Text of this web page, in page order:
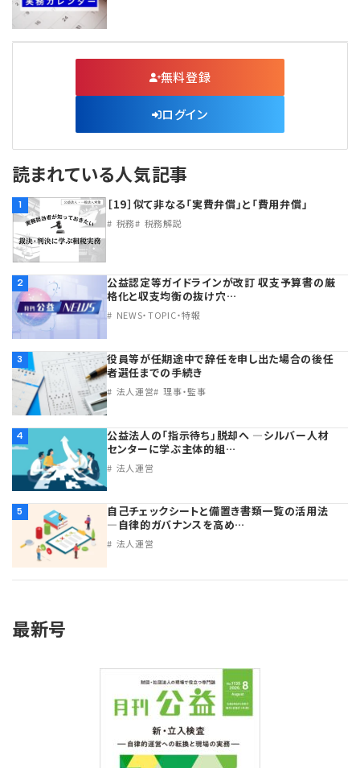
無料登録
ログイン
読まれている人気記事
1 ［19］似て非なる「実費弁償」と「費用弁償」
税務 税務解説
2
公益認定等ガイドラインが改訂 収支予算書の厳
格化と収支均衡の抜け穴…
NEWS・TOPIC・特報
3
役員等が任期途中で辞任を申し出た場合の後任
者選任までの手続き
法人運営 理事・監事
4
公益法人の「指示待ち」脱却へ ―シルバー人材
センターに学ぶ主体的組…
法人運営
5
自己チェックシートと備置き書類一覧の活用法
―自律的ガバナンスを高め…
法人運営
最新号